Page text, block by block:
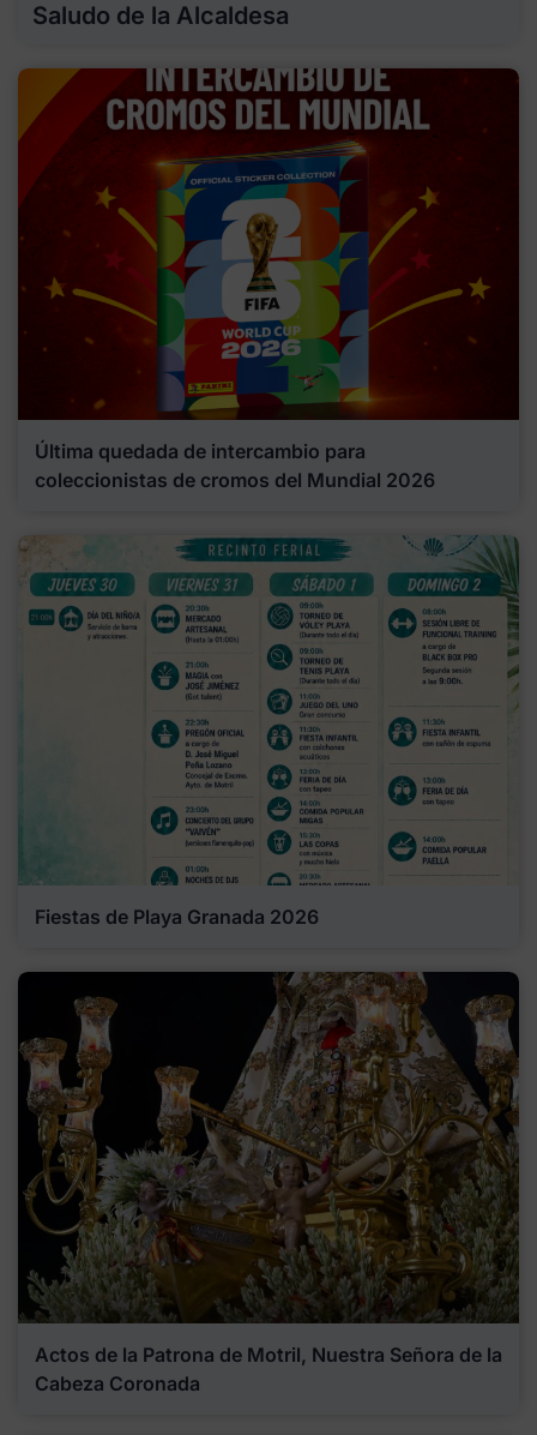
Saludo de la Alcaldesa
Última quedada de intercambio para
coleccionistas de cromos del Mundial 2026
Fiestas de Playa Granada 2026
Actos de la Patrona de Motril, Nuestra Señora de la
Cabeza Coronada